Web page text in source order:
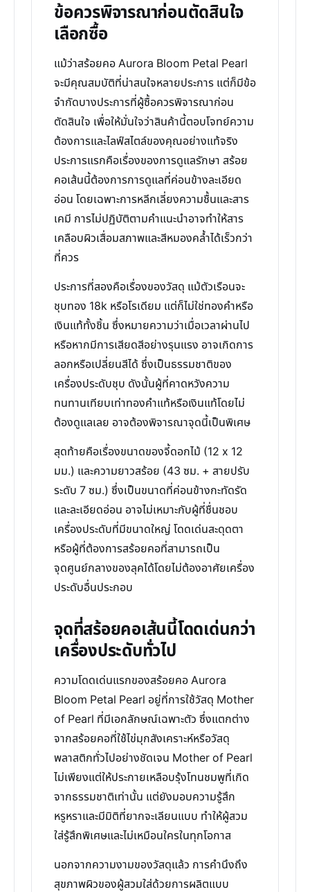
ข้อควรพิจารณาก่อนตัดสินใจ
เลือกซื้อ
แม้ว่าสร้อยคอ Aurora Bloom Petal Pearl
จะมีคุณสมบัติที่น่าสนใจหลายประการ แต่ก็มีข้อ
จำกัดบางประการที่ผู้ซื้อควรพิจารณาก่อน
ตัดสินใจ เพื่อให้มั่นใจว่าสินค้านี้ตอบโจทย์ความ
ต้องการและไลฟ์สไตล์ของคุณอย่างแท้จริง
ประการแรกคือเรื่องของการดูแลรักษา สร้อย
คอเส้นนี้ต้องการการดูแลที่ค่อนข้างละเอียด
อ่อน โดยเฉพาะการหลีกเลี่ยงความชื้นและสาร
เคมี การไม่ปฏิบัติตามคำแนะนำอาจทำให้สาร
เคลือบผิวเสื่อมสภาพและสีหมองคล้ำได้เร็วกว่า
ที่ควร
ประการที่สองคือเรื่องของวัสดุ แม้ตัวเรือนจะ
ชุบทอง 18k หรือโรเดียม แต่ก็ไม่ใช่ทองคำหรือ
เงินแท้ทั้งชิ้น ซึ่งหมายความว่าเมื่อเวลาผ่านไป
หรือหากมีการเสียดสีอย่างรุนแรง อาจเกิดการ
ลอกหรือเปลี่ยนสีได้ ซึ่งเป็นธรรมชาติของ
เครื่องประดับชุบ ดังนั้นผู้ที่คาดหวังความ
ทนทานเทียบเท่าทองคำแท้หรือเงินแท้โดยไม่
ต้องดูแลเลย อาจต้องพิจารณาจุดนี้เป็นพิเศษ
สุดท้ายคือเรื่องขนาดของจี้ดอกไม้ (12 x 12
มม.) และความยาวสร้อย (43 ซม. + สายปรับ
ระดับ 7 ซม.) ซึ่งเป็นขนาดที่ค่อนข้างกะทัดรัด
และละเอียดอ่อน อาจไม่เหมาะกับผู้ที่ชื่นชอบ
เครื่องประดับที่มีขนาดใหญ่ โดดเด่นสะดุดตา
หรือผู้ที่ต้องการสร้อยคอที่สามารถเป็น
จุดศูนย์กลางของลุคได้โดยไม่ต้องอาศัยเครื่อง
ประดับอื่นประกอบ
จุดที่สร้อยคอเส้นนี้โดดเด่นกว่า
เครื่องประดับทั่วไป
ความโดดเด่นแรกของสร้อยคอ Aurora
Bloom Petal Pearl อยู่ที่การใช้วัสดุ Mother
of Pearl ที่มีเอกลักษณ์เฉพาะตัว ซึ่งแตกต่าง
จากสร้อยคอที่ใช้ไข่มุกสังเคราะห์หรือวัสดุ
พลาสติกทั่วไปอย่างชัดเจน Mother of Pearl
ไม่เพียงแต่ให้ประกายเหลือบรุ้งโทนชมพูที่เกิด
จากธรรมชาติเท่านั้น แต่ยังมอบความรู้สึก
หรูหราและมีมิติที่ยากจะเลียนแบบ ทำให้ผู้สวม
ใส่รู้สึกพิเศษและไม่เหมือนใครในทุกโอกาส
นอกจากความงามของวัสดุแล้ว การคำนึงถึง
สุขภาพผิวของผู้สวมใส่ด้วยการผลิตแบบ